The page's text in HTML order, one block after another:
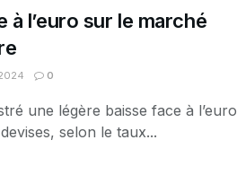
à l’euro sur le marché
0
une légère baisse face à l’euro
selon le taux...